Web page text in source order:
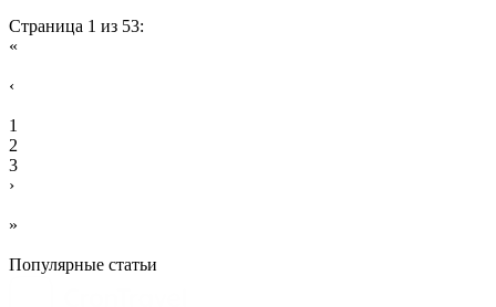
Страница 1 из 53:
«
‹
1
2
3
›
»
Популярные статьи